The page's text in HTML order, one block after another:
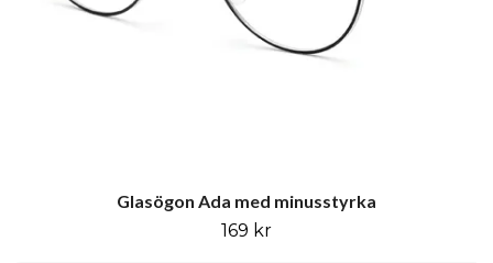
Glasögon Ada med minusstyrka
169 kr